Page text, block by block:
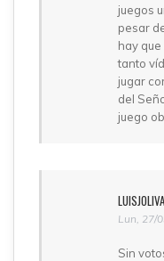
juegos
pesar
hay
tanto
jugar
del
juego
LUISJOLIVA
Lun, 27/
Sin